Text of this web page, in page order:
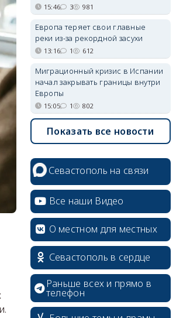
15:46 3 981
Европа теряет свои главные
реки из-за рекордной засухи
13:16 1 612
Миграционный кризис в Испании
начал закрывать границы внутри
Европы
15:05 1 802
Показать все новости
Севастополь на связи
Все наши Видео
О местном для местных
Севастополь в сердце
Раньше всех и прямо в
телефон